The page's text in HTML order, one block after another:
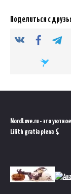
Поделиться с
NordLove.ru - это
Lilith gratia plena ⚸